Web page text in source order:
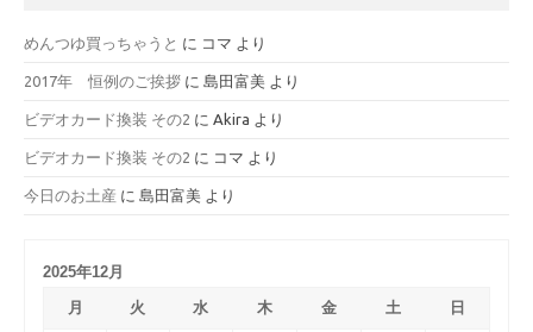
めんつゆ買っちゃうと に コマ より
2017年 恒例のご挨拶 に 島田富美 より
ビデオカード換装 その2 に Akira より
ビデオカード換装 その2 に コマ より
今日のお土産 に 島田富美 より
2025年12月
月
火 水 木 金 土
日